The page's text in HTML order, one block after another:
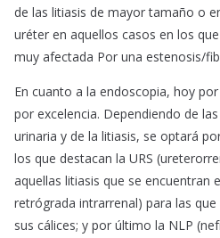
de las litiasis de mayor tamaño o
uréter en aquellos casos en los
muy afectada Por una estenosis/
En cuanto a la endoscopia, hoy
por excelencia. Dependiendo de
urinaria y de la litiasis, se optará
los que destacan la URS
aquellas litiasis que se encuentran
retrógrada intrarrenal) para las
sus cálices; y por último la NLP